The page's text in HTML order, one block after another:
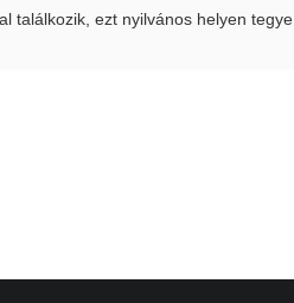
találkozik, ezt nyilvános helyen tegye.